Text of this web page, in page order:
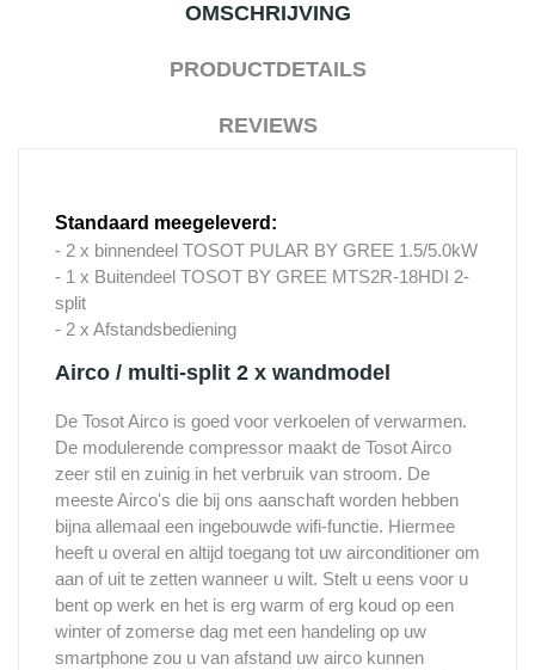
OMSCHRIJVING
PRODUCTDETAILS
REVIEWS
Standaard meegeleverd:
- 2 x binnendeel TOSOT PULAR BY GREE 1.5/5.0kW
- 1 x Buitendeel TOSOT BY GREE MTS2R-18HDI 2-
split
- 2 x Afstandsbediening
Airco / multi-split 2 x wandmodel
De Tosot Airco is goed voor verkoelen of verwarmen.
De modulerende compressor maakt de Tosot Airco
zeer stil en zuinig in het verbruik van stroom. De
meeste Airco's die bij ons aanschaft worden hebben
bijna allemaal een ingebouwde wifi-functie. Hiermee
heeft u overal en altijd toegang tot uw airconditioner om
aan of uit te zetten wanneer u wilt. Stelt u eens voor u
bent op werk en het is erg warm of erg koud op een
winter of zomerse dag met een handeling op uw
smartphone zou u van afstand uw airco kunnen